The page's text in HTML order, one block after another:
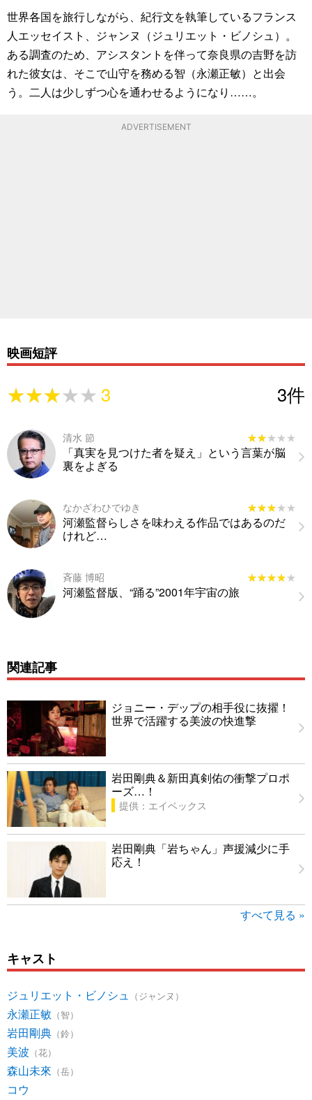
世界各国を旅行しながら、紀行文を執筆しているフランス
人エッセイスト、ジャンヌ（ジュリエット・ビノシュ）。
ある調査のため、アシスタントを伴って奈良県の吉野を訪
れた彼女は、そこで山守を務める智（永瀬正敏）と出会
う。二人は少しずつ心を通わせるようになり……。
ADVERTISEMENT
映画短評
★★★★★
★★★★★ 3 3件
清水 節 ★★★★★
★★★★★
「真実を見つけた者を疑え」という言葉が脳
裏をよぎる
なかざわひでゆき ★★★★★
★★★★★
河瀬監督らしさを味わえる作品ではあるのだ
けれど…
斉藤 博昭 ★★★★★
★★★★★
河瀬監督版、“踊る”2001年宇宙の旅
関連記事
ジョニー・デップの相手役に抜擢！
世界で活躍する美波の快進撃
岩田剛典＆新田真剣佑の衝撃プロポ
ーズ…！
提供：エイベックス
岩田剛典「岩ちゃん」声援減少に手
応え！
すべて見る »
キャスト
ジュリエット・ビノシュ （ジャンヌ）
永瀬正敏 （智）
岩田剛典 （鈴）
美波 （花）
森山未來 （岳）
コウ